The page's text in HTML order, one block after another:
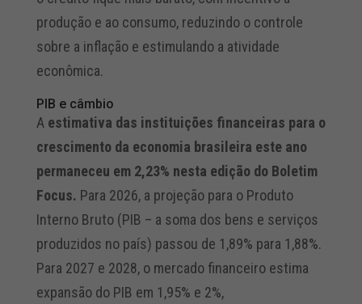
produção e ao consumo, reduzindo o controle
sobre a inflação e estimulando a atividade
econômica.
PIB e câmbio
A estimativa das instituições financeiras para o
crescimento da economia brasileira este ano
permaneceu em 2,23% nesta edição do Boletim
Focus. Para 2026, a projeção para o Produto
Interno Bruto (PIB – a soma dos bens e serviços
produzidos no país) passou de 1,89% para 1,88%.
Para 2027 e 2028, o mercado financeiro estima
expansão do PIB em 1,95% e 2%,